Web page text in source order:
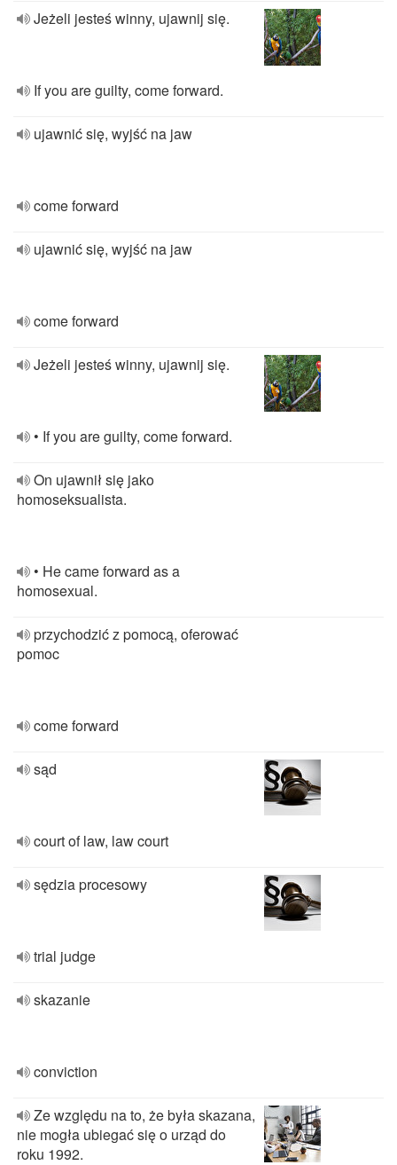
Jeżeli jesteś winny, ujawnij się.
If you are guilty, come forward.
ujawnić się, wyjść na jaw
come forward
ujawnić się, wyjść na jaw
come forward
Jeżeli jesteś winny, ujawnij się.
• If you are guilty, come forward.
On ujawnił się jako
homoseksualista.
• He came forward as a
homosexual.
przychodzić z pomocą, oferować
pomoc
come forward
sąd
court of law, law court
sędzia procesowy
trial judge
skazanie
conviction
Ze względu na to, że była skazana,
nie mogła ubiegać się o urząd do
roku 1992.